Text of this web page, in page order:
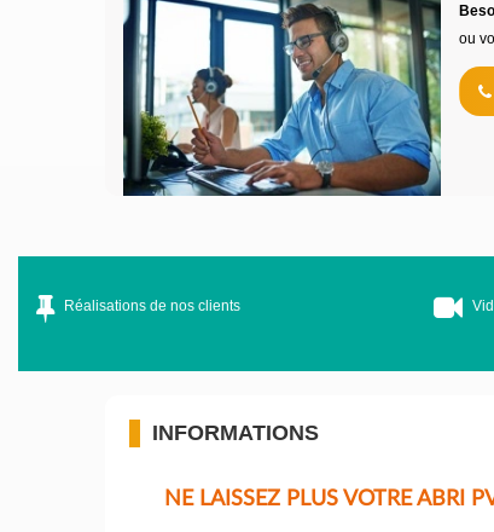
ou
Réalisations de nos clients
INFORMATIONS
NE LAISSEZ PLUS VOTRE ABRI